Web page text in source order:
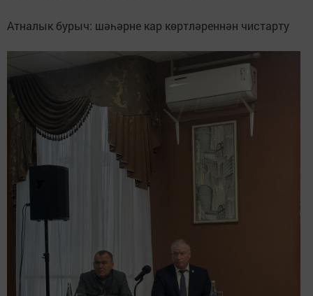
Атналык бурыч: шәһәрне кар көртләреннән чистарту